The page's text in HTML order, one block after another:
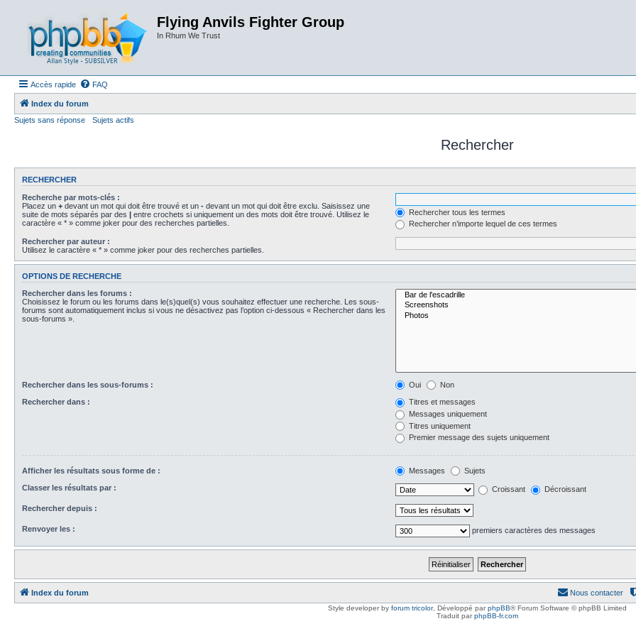
Flying Anvils Fighter Group
In Rhum We Trust
Accès rapide FAQ
Index du forum
Sujets sans réponse
Sujets actifs
Rechercher
RECHERCHER
Recherche par mots-clés :
Placez un + devant un mot qui doit être trouvé et un - devant un mot qui doit être exclu. Saisissez une
suite de mots séparés par des | entre crochets si uniquement un des mots doit être trouvé. Utilisez le
caractère « * » comme joker pour des recherches partielles.
Rechercher tous les termes
Rechercher n’importe lequel de ces termes
Rechercher par auteur :
Utilisez le caractère « * » comme joker pour des recherches partielles.
OPTIONS DE RECHERCHE
Rechercher dans les forums :
Choisissez le forum ou les forums dans le(s)quel(s) vous souhaitez effectuer une recherche. Les sous-
forums sont automatiquement inclus si vous ne désactivez pas l’option ci-dessous « Rechercher dans les
sous-forums ».
Rechercher dans les sous-forums : Oui Non
Rechercher dans :
Titres et messages
Messages uniquement
Titres uniquement
Premier message des sujets uniquement
Afficher les résultats sous forme de : Messages Sujets
Classer les résultats par : Croissant Décroissant
Rechercher depuis :
Renvoyer les : premiers caractères des messages
Index du forum Nous contacter
Style developer by forum tricolor, Développé parphpBB® Forum Software © phpBB Limited
Traduit parphpBB-fr.com